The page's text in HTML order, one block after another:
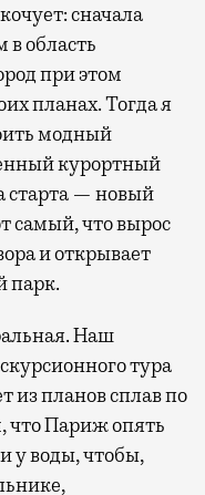
в область
при этом
планах. Тогда я
модный
курортный
старта — новый
самый, что вырос
и открывает
парк.
Наш
тура
из планов сплав по
что Париж опять
у воды, чтобы,